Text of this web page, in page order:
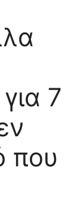
7
που